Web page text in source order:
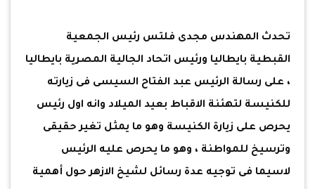
تحدث المهندس مجدى فلتس رئيس الجمعية
القبطية بايطاليا ورئيس اتحاد الجالية المصرية بايطاليا
، على رسالة الرئيس عبد الفتاح السيسى فى زيارته
للكنيسة لتهئنة الاقباط بعيد الميلاد وانه اول رئيس
يحرص على زيارة الكنيسة وهو ما يمثل تغير حقيقى
وترسيخ للمواطنة ، وهو ما يحرص عليه الرئيس
لاسيما فى توجيه عدة رسائل لشيخ الازهر حول أهمية